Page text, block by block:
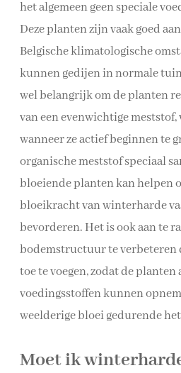
het algemeen geen speciale
Deze planten zijn vaak goed
Belgische klimatologische
kunnen gedijen in normale
wel belangrijk om de planten
van een evenwichtige
wanneer ze actief beginnen te
organische meststof speciaal
bloeiende planten kan helpen
bloeikracht van winterharde
bevorderen. Het is ook aan te
bodemstructuur te verbeteren
toe te voegen, zodat de
voedingsstoffen kunnen
weelderige bloei gedurende
Moet ik